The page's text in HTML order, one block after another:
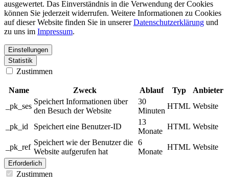
ausgewertet. Das Einverständnis in die Verwendung der Cookies
können Sie jederzeit widerrufen. Weitere Informationen zu Cookies
auf dieser Website finden Sie in unsererDatenschutzerklärung und
zu uns im Impressum.
Einstellungen
Statistik
Zustimmen
Name Zweck Ablauf Typ
Anbieter
_pk_ses
Speichert Informationen über
den Besuch der Website
30
Minuten
HTML Website
_pk_id Speichert eine Benutzer-ID
13
Monate
HTML Website
_pk_ref
Speichert wie der Benutzer die
Website aufgerufen hat
6
Monate
HTML Website
Erforderlich
Zustimmen